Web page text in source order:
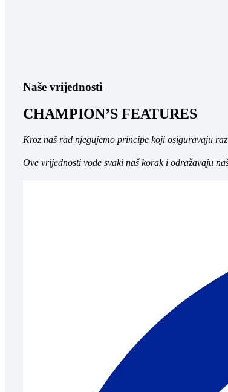
Naše vrijednosti
CHAMPION’S FEATURES
Kroz naš rad njegujemo principe koji osiguravaju
Ove vrijednosti vode svaki naš korak i odražavaju